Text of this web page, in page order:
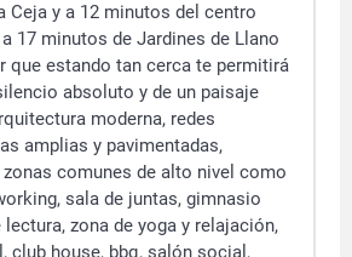
Ceja y a 12 minutos del centro
17 minutos de Jardines de Llano
que estando tan cerca te permitirá
absoluto y de un paisaje
moderna, redes
amplias y pavimentadas,
comunes de alto nivel como
sala de juntas, gimnasio
zona de yoga y relajación,
club house, bbq, salón social,